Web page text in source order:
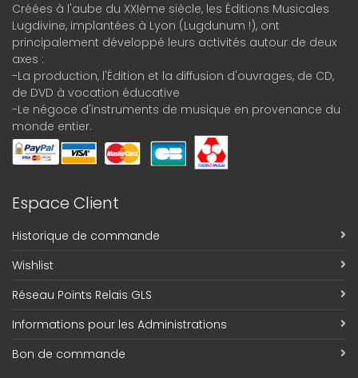
Créées à l'aube du XXIème siècle, les Éditions Musicales
Lugdivine, implantées à Lyon (Lugdunum !), ont
principalement développé leurs activités autour de deux
axes :
-La production, l'Édition et la diffusion d'ouvrages, de CD,
de DVD à vocation éducative
-Le négoce d'instruments de musique en provenance du
monde entier.
Espace Client
Historique de commande
Wishlist
Réseau Points Relais GLS
Informations pour les Administrations
Bon de commande